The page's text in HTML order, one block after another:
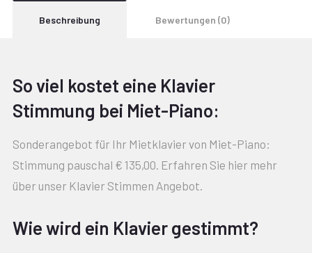
Beschreibung Bewertungen (0)
So viel kostet eine Klavier
Stimmung bei Miet-Piano:
Sonderangebot für Ihr Mietklavier von Miet-Piano:
Stimmung pauschal € 135,00. Erfahren Sie hier mehr
über unser Klavier Stimmen Angebot.
Wie wird ein Klavier gestimmt?